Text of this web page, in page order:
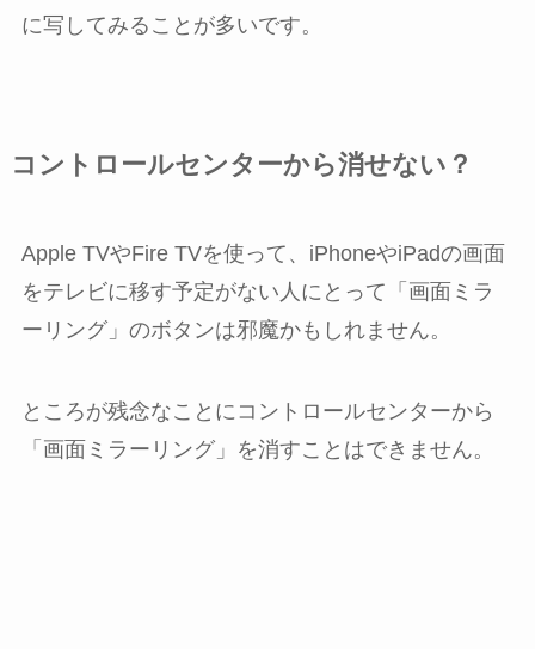
に写してみることが多いです。
コントロールセンターから消せない？
Apple TVやFire TVを使って、iPhoneやiPadの画面
をテレビに移す予定がない人にとって「画面ミラ
ーリング」のボタンは邪魔かもしれません。
ところが残念なことにコントロールセンターから
「画面ミラーリング」を消すことはできません。